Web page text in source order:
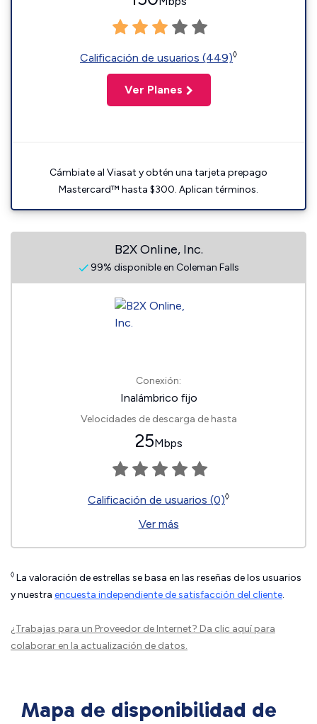
Calificación de usuarios (449)◊
Ver Planes
Cámbiate al Viasat y obtén una tarjeta prepago
Mastercard™ hasta $300. Aplican términos.
B2X Online, Inc.
99% disponible en Coleman Falls
Conexión:
Inalámbrico fijo
Velocidades de descarga de hasta
25Mbps
Calificación de usuarios (0)◊
Ver más
◊ La valoración de estrellas se basa en las reseñas de los usuarios
y nuestra encuesta independiente de satisfacción del cliente.
¿Trabajas para un Proveedor de Internet? Da clic aquípara
colaborar en la actualización de datos.
Mapa de disponibilidad de